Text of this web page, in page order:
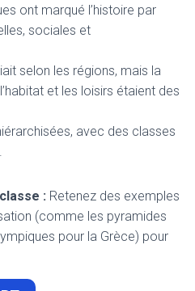
ont marqué l’histoire par
sociales et
selon les régions, mais la
et les loisirs étaient des
avec des classes
: Retenez des exemples
(comme les pyramides
pour la Grèce) pour